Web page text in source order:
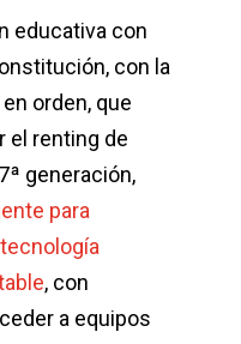
educativa con
con la
orden, que
el renting de
generación,
para
, con
a equipos